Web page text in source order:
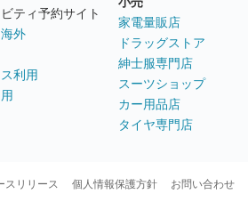
ティ予約サイト
海外
利用
家電量販店
ドラッグストア
紳士服専門店
スーツショップ
カー用品店
タイヤ専門店
スリリース 個人情報保護方針 お問い合わせ